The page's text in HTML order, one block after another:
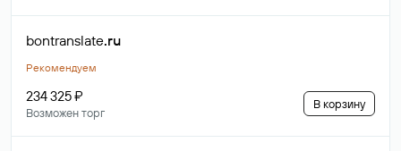
bontranslate.ru
Рекомендуем
234 325 ₽
Возможен торг
В корзину